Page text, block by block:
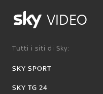
VIDEO
Tutti i siti di Sky:
SKY SPORT
SKY TG 24